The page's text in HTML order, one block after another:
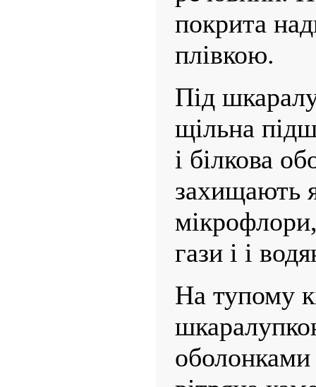
покрита
плівкою.
Під
щільна
і білкова
захищають
гази і і
На тупому